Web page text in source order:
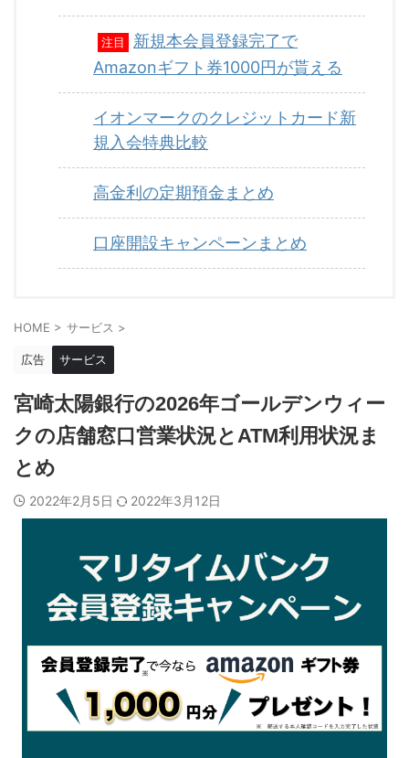
注目
新規本会員登録完了で
Amazonギフト券1000円が貰える
イオンマークのクレジットカード新
規入会特典比較
高金利の定期預金まとめ
口座開設キャンペーンまとめ
HOME > サービス >
広告 サービス
宮崎太陽銀行の2026年ゴールデンウィー
クの店舗窓口営業状況とATM利用状況ま
とめ
2022年2月5日 2022年3月12日